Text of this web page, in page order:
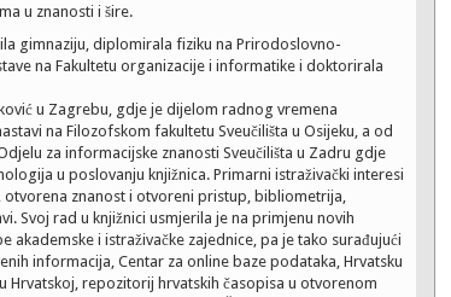
u znanosti i šire.
gimnaziju, diplomirala fiziku na Prirodoslovno-
na Fakultetu organizacije i informatike i doktorirala
u Zagrebu, gdje je dijelom radnog vremena
na Filozofskom fakultetu Sveučilišta u Osijeku, a od
za informacijske znanosti Sveučilišta u Zadru gdje
u poslovanju knjižnica. Primarni istraživački interesi
otvorena znanost i otvoreni pristup, bibliometrija,
Svoj rad u knjižnici usmjerila je na primjenu novih
i istraživačke zajednice, pa je tako surađujući
informacija, Centar za online baze podataka, Hrvatsku
Hrvatskoj, repozitorij hrvatskih časopisa u otvorenom